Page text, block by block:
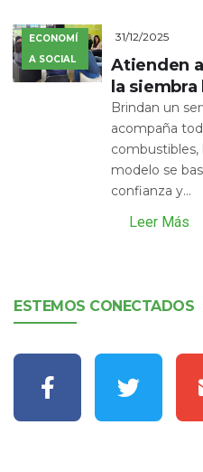
ECONOMÍ
A SOCIAL
31/12/2025
Atienden
la
Brindan un
acompaña
combustibles,
modelo se
confianza y...
Leer Más
ESTEMOS CONECTADOS